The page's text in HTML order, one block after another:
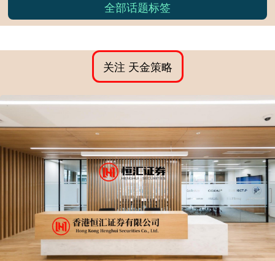
全部话题标签
关注 天金策略